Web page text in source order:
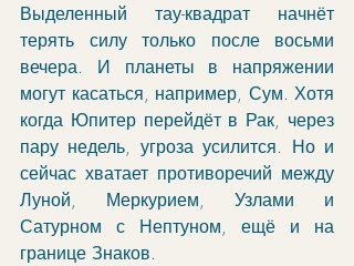
Выделенный тау-квадрат начнёт
терять силу только после восьми
вечера. И планеты в напряжении
могут касаться, например, Сум. Хотя
когда Юпитер перейдёт в Рак, через
пару недель, угроза усилится. Но и
сейчас хватает противоречий между
Луной, Меркурием, Узлами и
Сатурном с Нептуном, ещё и на
границе Знаков.